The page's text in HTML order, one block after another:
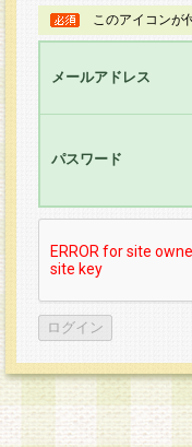
このアイコンが
メールアドレス
パスワード